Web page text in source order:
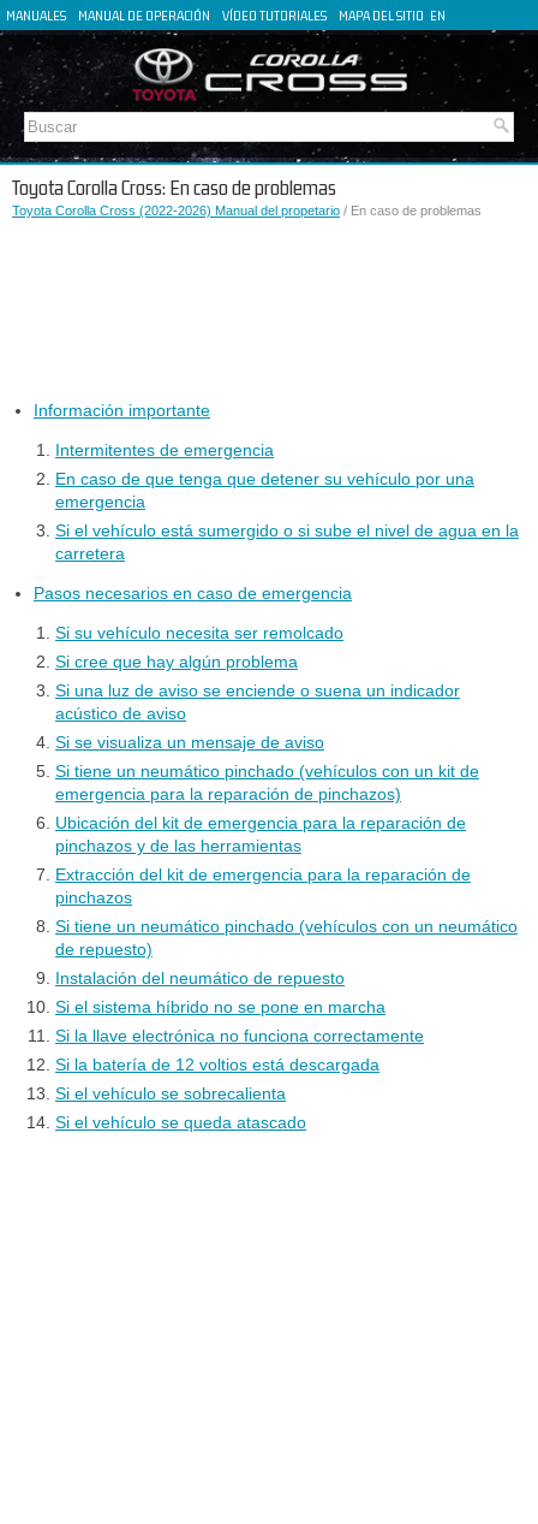
MANUALES MANUAL DE OPERACIÓN VÍDEO TUTORIALES MAPA DEL SITIO EN
FR
IT
Toyota Corolla Cross: En caso de problemas
Toyota Corolla Cross (2022-2026) Manual del propetario / En caso de problemas
Información importante
Intermitentes de emergencia
En caso de que tenga que detener su vehículo por una
emergencia
Si el vehículo está sumergido o si sube el nivel de agua en la
carretera
Pasos necesarios en caso de emergencia
Si su vehículo necesita ser remolcado
Si cree que hay algún problema
Si una luz de aviso se enciende o suena un indicador
acústico de aviso
Si se visualiza un mensaje de aviso
Si tiene un neumático pinchado (vehículos con un kit de
emergencia para la reparación de pinchazos)
Ubicación del kit de emergencia para la reparación de
pinchazos y de las herramientas
Extracción del kit de emergencia para la reparación de
pinchazos
Si tiene un neumático pinchado (vehículos con un neumático
de repuesto)
Instalación del neumático de repuesto
Si el sistema híbrido no se pone en marcha
Si la llave electrónica no funciona correctamente
Si la batería de 12 voltios está descargada
Si el vehículo se sobrecalienta
Si el vehículo se queda atascado